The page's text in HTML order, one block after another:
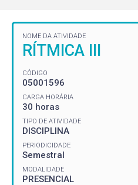
NOME DA ATIVIDADE
RÍTMICA III
CÓDIGO
05001596
CARGA HORÁRIA
30 horas
TIPO DE ATIVIDADE
DISCIPLINA
PERIODICIDADE
Semestral
MODALIDADE
PRESENCIAL